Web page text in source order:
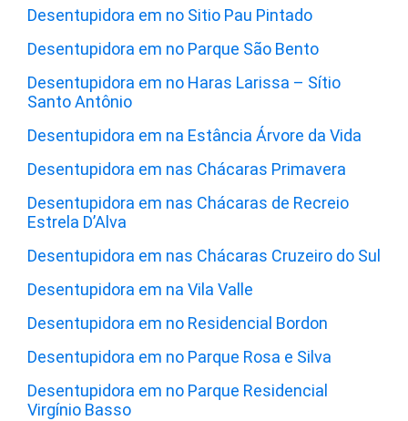
Desentupidora em no Sitio Pau Pintado
Desentupidora em no Parque São Bento
Desentupidora em no Haras Larissa – Sítio
Santo Antônio
Desentupidora em na Estância Árvore da Vida
Desentupidora em nas Chácaras Primavera
Desentupidora em nas Chácaras de Recreio
Estrela D’Alva
Desentupidora em nas Chácaras Cruzeiro do Sul
Desentupidora em na Vila Valle
Desentupidora em no Residencial Bordon
Desentupidora em no Parque Rosa e Silva
Desentupidora em no Parque Residencial
Virgínio Basso